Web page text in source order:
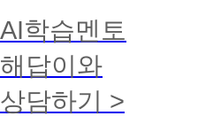
AI학습멘토
해답이와
상담하기 >